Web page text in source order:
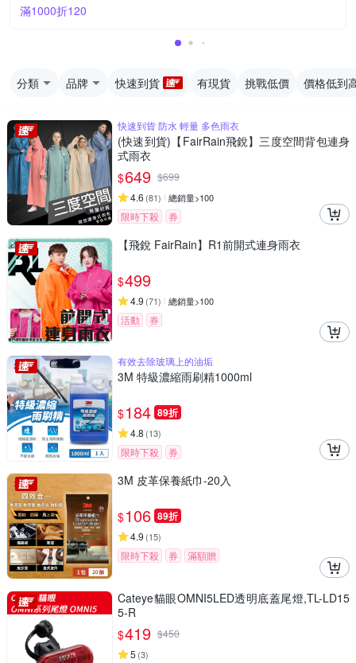
滿1000折120
分類 品牌 快速到貨 有現貨 挑戰低價 價格低到
快速到貨 防水 輕量 多色雨衣
(快速到貨)【FairRain飛銳】三度空間背包連身
式雨衣
$649 $699
4.6 (81) 總銷量>100
限時下殺 券
【飛銳 FairRain】R1前開式連身雨衣
$499
4.9 (71) 總銷量>100
活動 券
有效去除玻璃上的油垢
3M 特級濃縮雨刷精1000ml
$184 89折
4.8 (13)
限時下殺 券
3M 皮革保養紙巾-20入
$106 89折
4.9 (15)
限時下殺 券 滿額贈
Cateye貓眼OMNI5LED透明底蓋尾燈,TL-LD15
5-R
$419 $450
5 (3)